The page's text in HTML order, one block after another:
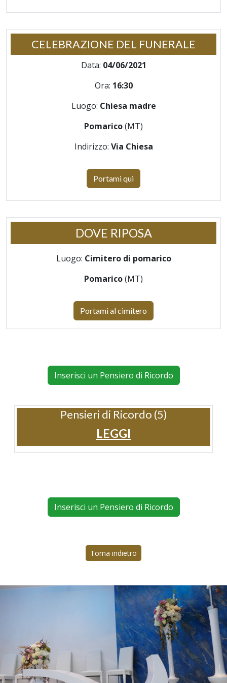
CELEBRAZIONE DEL FUNERALE
Data: 04/06/2021
Ora: 16:30
Luogo: Chiesa madre
Pomarico(MT)
Indirizzo: Via Chiesa
Portami qui
DOVE RIPOSA
Luogo: Cimitero di pomarico
Pomarico(MT)
Portami al cimitero
Inserisci un Pensiero di Ricordo
Pensieri di Ricordo (5)
LEGGI
Inserisci un Pensiero di Ricordo
Torna indietro